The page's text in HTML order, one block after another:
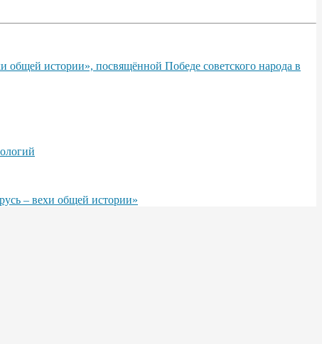
истории», посвящённой Победе советского народа в
– вехи общей истории»